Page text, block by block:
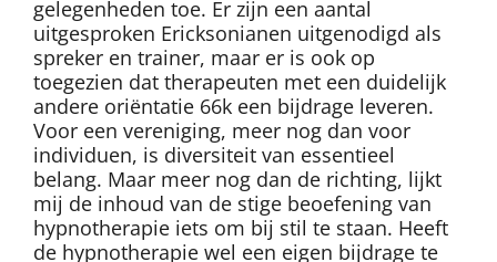
gelegenheden toe. Er zijn een aantal
uitgesproken Ericksonianen uitgenodigd als
spreker en trainer, maar er is ook op
toegezien dat therapeuten met een duidelijk
andere oriëntatie 66k een bijdrage leveren.
Voor een vereniging, meer nog dan voor
individuen, is diversiteit van essentieel
belang. Maar meer nog dan de richting, lijkt
mij de inhoud van de stige beoefening van
hypnotherapie iets om bij stil te staan. Heeft
de hypnotherapie wel een eigen bijdrage te